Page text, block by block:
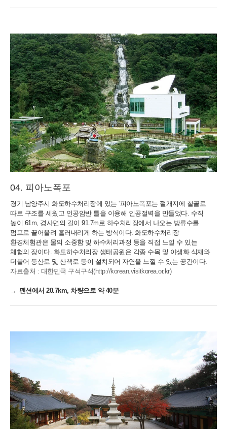
피아노폭포
경기 남양주시 화도하수처리장에 있는 ‘피아노폭포는 절개지에 철골로
따로 구조를 세웠고 인공암반 틀을 이용해 인공절벽을 만들었다. 수직
높이 61m, 경사면의 길이 91.7m로 하수처리장에서 나오는 방류수를
펌프로 끌어올려 흘러내리게 하는 방식이다. 화도하수처리장
환경체험관은 물의 소중함 및 하수처리과정 등을 직접 느낄 수 있는
체험의 장이다. 화도하수처리장 생태공원은 각종 수목 및 야생화 식재와
더불어 등산로 및 산책로 등이 설치되어 자연을 느낄 수 있는 공간이다.
자료출처 : 대한민국 구석구석(http://korean.visitkorea.or.kr)
펜션에서 20.7km, 차량으로 약 40분